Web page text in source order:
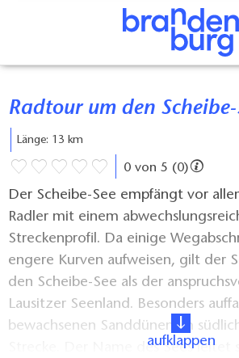
Radtour um den Scheibe-
Länge: 13 km
0 von 5 (0)
Der Scheibe-See empfängt vor
Radler mit einem
Streckenprofil. Da einige
engere Kurven aufweisen, gilt der
den Scheibe-See als der
Lausitzer Seenland. Besonders
bewachsenen Sanddünen im
Strecke. Der Name des Sees leitet
aufklappen